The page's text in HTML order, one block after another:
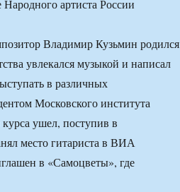
Владимир Кузьмин родился
увлекался музыкой и написал
в различных
Московского института
ушел, поступив в
место гитариста в ВИА
в «Самоцветы», где